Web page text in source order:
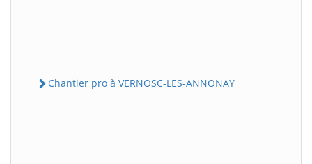
Chantier pro à VERNOSC-LES-ANNONAY